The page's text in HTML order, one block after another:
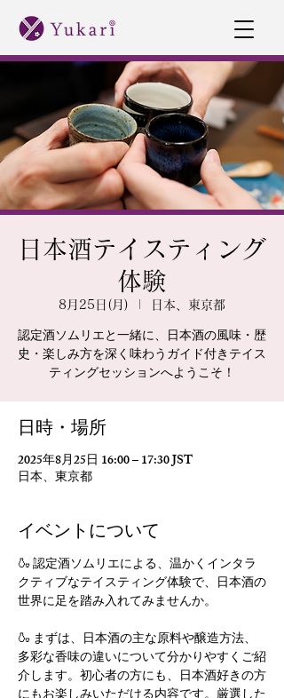
日本酒テイスティング
体験
8月25日(月) 日本、東京都
認定酒ソムリエと一緒に、日本酒の風味・歴
史・楽しみ方を深く味わうガイド付きテイス
ティングセッションへようこそ！
日時・場所
2025年8月25日 16:00 – 17:30 JST
日本、東京都
イベントについて
🍶 認定酒ソムリエによる、温かくインタラ
クティブなテイスティング体験で、日本酒の
世界に足を踏み入れてみませんか。
🍶 まずは、日本酒の主な原料や醸造方法、
多彩な香味の違いについて分かりやすくご紹
介します。初心者の方にも、日本酒好きの方